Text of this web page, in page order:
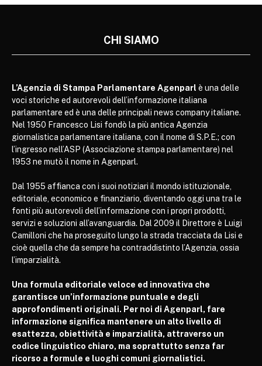
CHI SIAMO
L’Agenzia di Stampa Parlamentare Agenparl è una delle
voci storiche ed autorevoli dell’informazione italiana
parlamentare ed è una delle principali news company italiane.
Nel 1950 Francesco Lisi fondò la più antica Agenzia
giornalistica parlamentare italiana, con il nome di S.P.E.; con
l’ingresso nell’ASP (Associazione stampa parlamentare) nel
1953 ne mutò il nome in Agenparl.
Dal 1955 affianca con i suoi notiziari il mondo istituzionale,
editoriale, economico e finanziario, diventando oggi una tra le
fonti più autorevoli dell’informazione con i propri prodotti,
servizi e soluzioni all’avanguardia. Dal 2009 il Direttore è Luigi
Camilloni che ha proseguito lungo la strada tracciata da Lisi e
cioè quella che da sempre ha contraddistinto l’Agenzia, ossia
l’imparzialità.
Una formula editoriale veloce ed innovativa che
garantisce un’informazione puntuale e degli
approfondimenti originali. Per noi di Agenparl, fare
informazione significa mantenere un alto livello di
esattezza, obiettività e imparzialità, attraverso un
codice linguistico chiaro, ma soprattutto senza far
ricorso a formule e luoghi comuni giornalistici.